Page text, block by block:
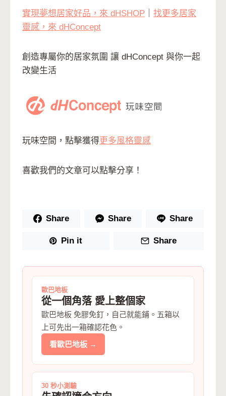
實現夢想居家好品，來 dHSHOP
找更多居家
靈感，來 dHConcept
創造專屬你的居家氛圍 讓 dHConcept 與你一起
改變生活
玩味空間，點擊獲得更多風格靈感
喜歡我們的文章可以點擊分享！
Share Share Share
Pin it Share
歐巴地板
從一個角落 愛上整個家
歐巴地板 免膠免釘，自己就能鋪。五箱以
上可先出一箱確認花色。
看歐巴地板 →
30 秒小測驗